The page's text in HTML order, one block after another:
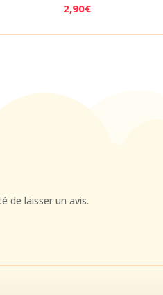
2,90€
de laisser un avis.